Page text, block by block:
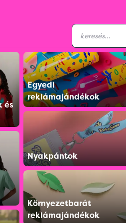
és
Egyedi
reklámajándékok
Nyakpántok
Környezetbarát
reklámajándékok
M22082206
Karácsonyi
doboz közepes
Karácsonyi mintás karton
Színválaszték: